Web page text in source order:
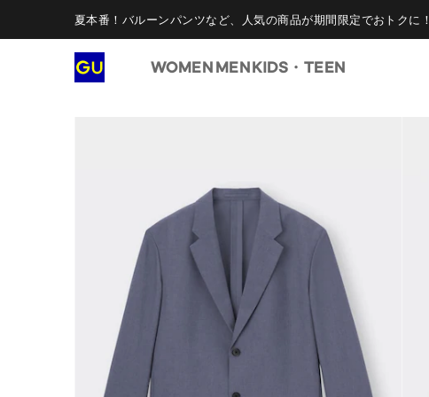
夏本番！バルーンパンツなど、人気の商品が期間限定でおトクに！
WOMEN MENKIDS・TEEN